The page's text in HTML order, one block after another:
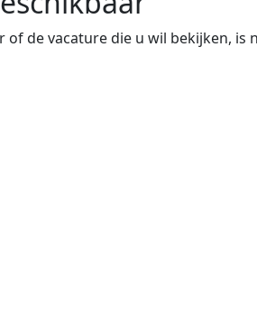
de vacature die u wil bekijken, is